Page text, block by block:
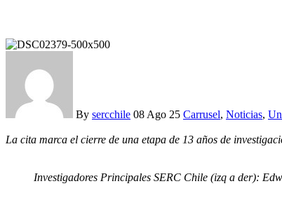
By sercchile 08 Ago 25 Carrusel, Noticias,
La cita marca el cierre de una etapa de 13 años de
Investigadores Principales SERC Chile (izq a der):